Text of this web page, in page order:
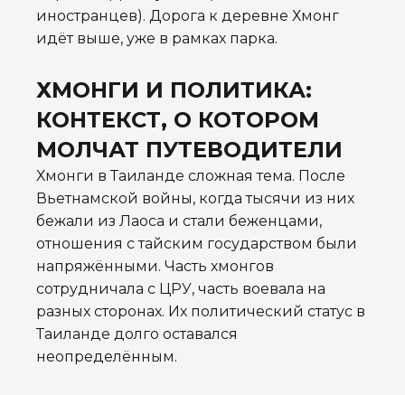
иностранцев). Дорога к деревне Хмонг
идёт выше, уже в рамках парка.
ХМОНГИ И ПОЛИТИКА:
КОНТЕКСТ, О КОТОРОМ
МОЛЧАТ ПУТЕВОДИТЕЛИ
Хмонги в Таиланде сложная тема. После
Вьетнамской войны, когда тысячи из них
бежали из Лаоса и стали беженцами,
отношения с тайским государством были
напряжёнными. Часть хмонгов
сотрудничала с ЦРУ, часть воевала на
разных сторонах. Их политический статус в
Таиланде долго оставался
неопределённым.